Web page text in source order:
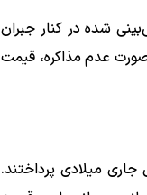
برای سال ۱۴۰۵ متصور بودند. تورم پیش‌بینی شده در کنار جبران
معنا است که در صورت عدم مذاکره، قیمت
میلادی پرداختند.